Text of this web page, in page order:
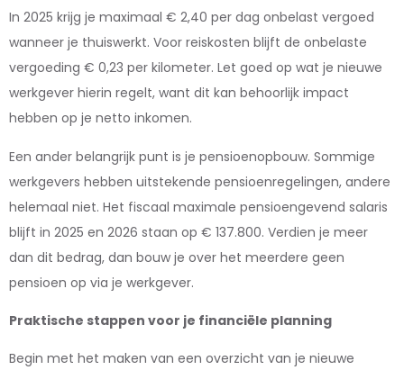
In 2025 krijg je maximaal € 2,40 per dag onbelast vergoed
wanneer je thuiswerkt. Voor reiskosten blijft de onbelaste
vergoeding € 0,23 per kilometer. Let goed op wat je nieuwe
werkgever hierin regelt, want dit kan behoorlijk impact
hebben op je netto inkomen.
Een ander belangrijk punt is je pensioenopbouw. Sommige
werkgevers hebben uitstekende pensioenregelingen, andere
helemaal niet. Het fiscaal maximale pensioengevend salaris
blijft in 2025 en 2026 staan op € 137.800. Verdien je meer
dan dit bedrag, dan bouw je over het meerdere geen
pensioen op via je werkgever.
Praktische stappen voor je financiële planning
Begin met het maken van een overzicht van je nieuwe